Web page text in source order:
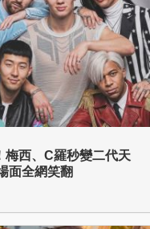
西、C羅秒變二代天
面全網笑翻